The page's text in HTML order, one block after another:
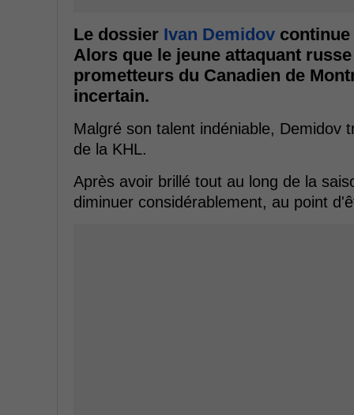
Le dossier Ivan Demidov
Alors que le jeune attaquant
prometteurs du Canadien de
incertain.
Malgré son talent indéniable, Demidov
de la KHL.
Après avoir brillé tout au long de la
diminuer considérablement, au point